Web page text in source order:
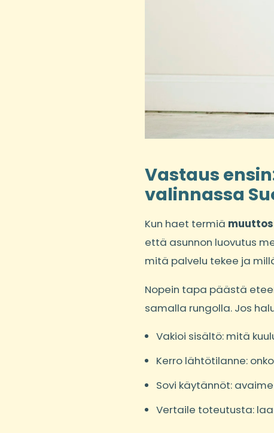
Vastaus
valinnassa
Kun haet termiä
että asunnon luovutus
mitä palvelu tekee ja
Nopein tapa päästä
samalla rungolla. Jos
Vakioi sisältö: mitä
Kerro lähtötilanne:
Sovi käytännöt:
Vertaile toteutusta: